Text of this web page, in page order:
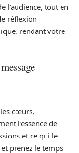
l’audience, tout en
réflexion
rendant votre
cœurs,
l’essence de
et ce qui le
prenez le temps